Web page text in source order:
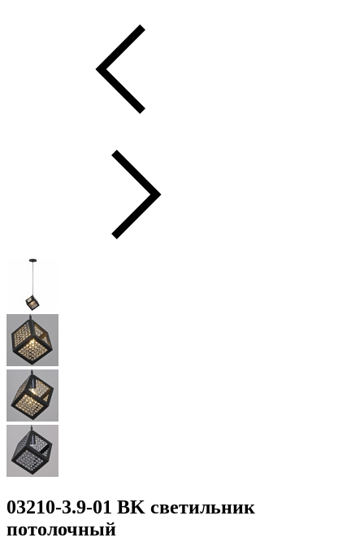
03210-3.9-01 BK светильник
потолочный